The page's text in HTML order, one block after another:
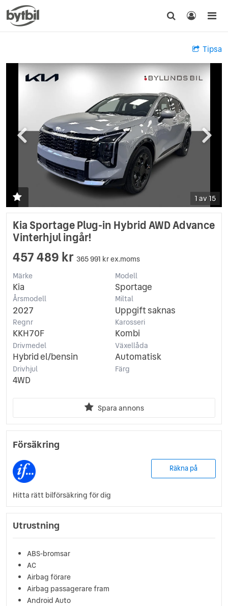
Tipsa
1 av 15
Kia Sportage Plug-in Hybrid AWD Advance
Vinterhjul ingår!
457 489 kr 365 991 kr ex.moms
Märke
Kia
Modell
Sportage
Årsmodell
2027
Miltal
Uppgift saknas
Regnr
KKH70F
Karosseri
Kombi
Drivmedel
Hybrid el/bensin
Växellåda
Automatisk
Drivhjul
4WD
Färg
Spara annons
Försäkring
Räkna på
Hitta rätt bilförsäkring för dig
Utrustning
ABS-bromsar
AC
Airbag förare
Airbag passagerare fram
Android Auto